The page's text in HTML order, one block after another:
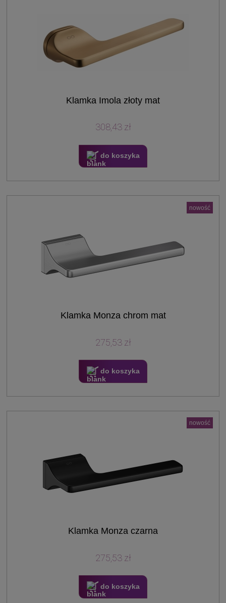
Klamka Imola złoty mat
308,43 zł
do koszyka
Klamka Monza chrom mat
275,53 zł
do koszyka
nowość
Klamka Monza czarna
275,53 zł
do koszyka
nowość